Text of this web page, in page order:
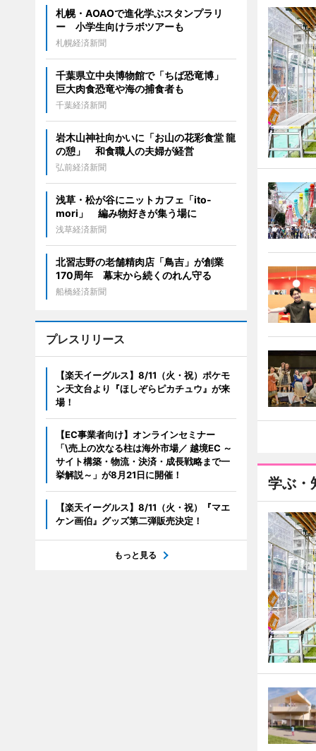
学ぶ・
札幌・AOAOで進化学ぶスタンプラリ
ー 小学生向けラボツアーも
札幌経済新聞
千葉県立中央博物館で「ちば恐竜博」
巨大肉食恐竜や海の捕食者も
千葉経済新聞
岩木山神社向かいに「お山の花彩食堂 龍
の憩」 和食職人の夫婦が経営
弘前経済新聞
浅草・松が谷にニットカフェ「ito-
mori」 編み物好きが集う場に
浅草経済新聞
北習志野の老舗精肉店「鳥吉」が創業
170周年 幕末から続くのれん守る
船橋経済新聞
プレスリリース
【楽天イーグルス】8/11（火・祝）ポケモ
ン天文台より『ほしぞらピカチュウ』が来
場！
【EC事業者向け】オンラインセミナー
「\売上の次なる柱は海外市場／ 越境EC ～
サイト構築・物流・決済・成長戦略まで一
挙解説～」が8月21日に開催！
【楽天イーグルス】8/11（火・祝）『マエ
ケン画伯』グッズ第二弾販売決定！
もっと見る